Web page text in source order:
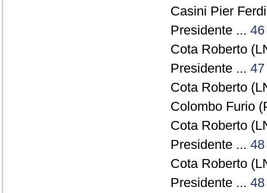
Casini Pier
Presidente ... 46
Cota Roberto
Presidente ... 47
Cota Roberto
Colombo Furio
Cota Roberto
Presidente ... 48
Cota Roberto
Presidente ... 48